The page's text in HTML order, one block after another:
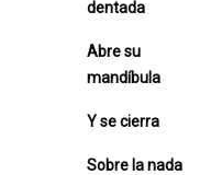
dentada
Abre su
mandíbula
Y se cierra
Sobre la nada